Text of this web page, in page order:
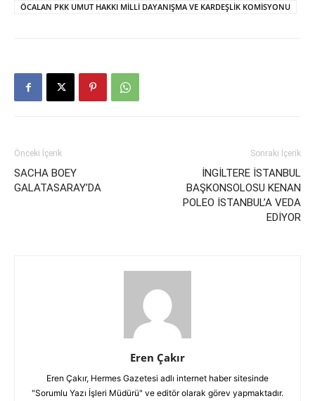
ÖCALAN PKK UMUT HAKKI MİLLİ DAYANIŞMA VE KARDEŞLİK KOMİSYONU
Önceki İçerik
SACHA BOEY
GALATASARAY’DA
Sonraki İçerik
İNGİLTERE İSTANBUL
BAŞKONSOLOSU KENAN
POLEO İSTANBUL’A VEDA
EDİYOR
Eren Çakır
Eren Çakır, Hermes Gazetesi adlı internet haber sitesinde
"Sorumlu Yazı İşleri Müdürü" ve editör olarak görev yapmaktadır.